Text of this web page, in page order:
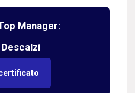
Manager: